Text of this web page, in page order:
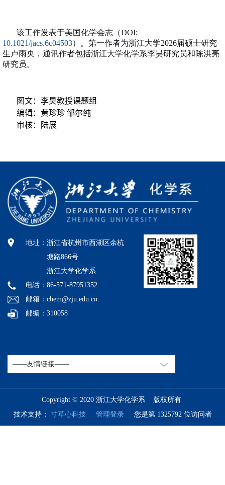
该工作发表于美国化学会志（DOI:
10.1021/jacs.6c04503）。第一作者为浙江大学2026届硕士研究
生卢雨央，通讯作者包括浙江大学化学系李昊研究员和陈洪亮
研究员。
图文：李昊教授课题组
编辑：黄珍珍 邹尔纯
审核：陆展
地址： 浙江省杭州市西湖区余杭
塘路866号
浙江大学化学系
电话：86-571-87951352
邮箱：chem@zju.edu.cn
邮编：310058
Copyright © 2020 浙江大学化学系 版权所有
技术支持： 寸草心科技 管理登录 您是第 1325792 位访问者